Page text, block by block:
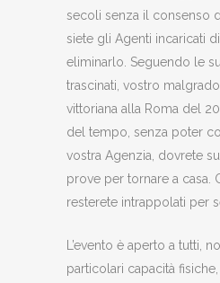
secoli senza il consenso
siete gli Agenti incaricati
eliminarlo. Seguendo le
trascinati, vostro
vittoriana alla Roma del
del tempo, senza poter
vostra Agenzia, dovrete
prove per tornare a casa.
resterete intrappolati per
L’evento è aperto a tutti,
particolari capacità